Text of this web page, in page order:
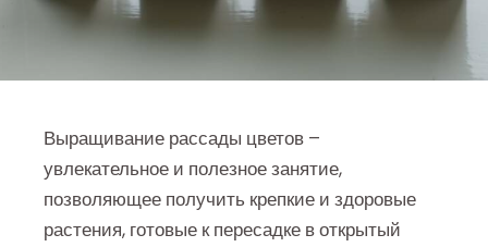
Выращивание рассады цветов –
увлекательное и полезное занятие,
позволяющее получить крепкие и здоровые
растения, готовые к пересадке в открытый